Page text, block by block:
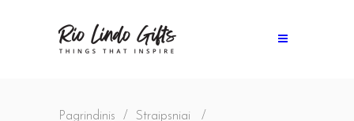
Pagrindinis / Straipsniai
/